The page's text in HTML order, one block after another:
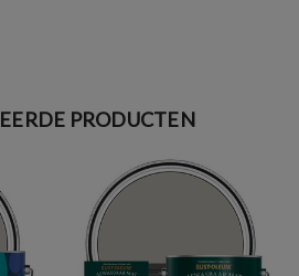
PRODUCTEN